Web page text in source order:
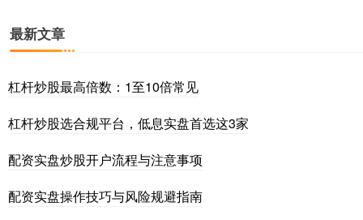
最新文章
杠杆炒股最高倍数：1至10倍常见
杠杆炒股选合规平台，低息实盘首选这3家
配资实盘炒股开户流程与注意事项
配资实盘操作技巧与风险规避指南